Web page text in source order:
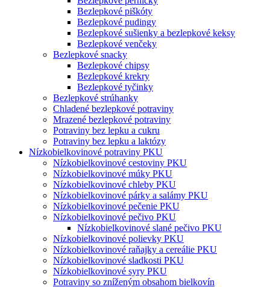
Bezlepkové piškóty
Bezlepkové pudingy
Bezlepkové sušienky a bezlepkové keksy
Bezlepkové venčeky
Bezlepkové snacky
Bezlepkové chipsy
Bezlepkové krekry
Bezlepkové tyčinky
Bezlepkové strúhanky
Chladené bezlepkové potraviny
Mrazené bezlepkové potraviny
Potraviny bez lepku a cukru
Potraviny bez lepku a laktózy
Nízko­bielkovinové potraviny PKU
Nízko­bielkovinové cestoviny PKU
Nízko­bielkovinové múky PKU
Nízkobielkovinové chleby PKU
Nízkobielkovinové párky a salámy PKU
Nízkobielkovinové pečenie PKU
Nízkobielkovinové pečivo PKU
Nízkobielkovinové slané pečivo PKU
Nízkobielkovinové polievky PKU
Nízkobielkovinové raňajky a cereálie PKU
Nízkobielkovinové sladkosti PKU
Nízkobielkovinové syry PKU
Potraviny so zníženým obsahom bielkovín